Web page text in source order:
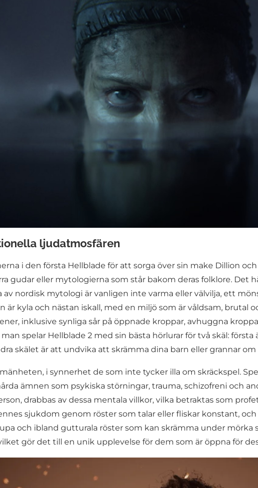
ljudatmosfären
i den första Hellblade för att sorga över sin make Dillion
gudar eller mytologierna som står bakom deras folklore. Det
av nordisk mytologi är vanligen inte varma eller välvilja, ett
är kyla och nästan iskall, med en miljö som är våldsam, brutal
inklusive synliga sår på öppnade kroppar, avhuggna
spelar Hellblade 2 med sin bästa hörlurar för två skäl:
skälet är att undvika att skrämma dina barn eller grannar om
i synnerhet de som inte tycker illa om skräckspel.
ämnen som psykiska störningar, trauma, schizofreni och
drabbas av dessa mentala villkor, vilka betraktas som
sjukdom genom röster som talar eller fliskar konstant,
och ibland gutturala röster som kan skrämma under mörka
gör det till en unik upplevelse för dem som är öppna för